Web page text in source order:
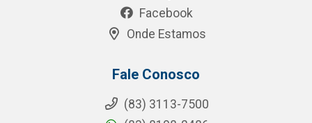
Facebook
Onde Estamos
Fale Conosco
(83) 3113-7500